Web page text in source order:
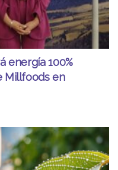
energía 100%
Millfoods en